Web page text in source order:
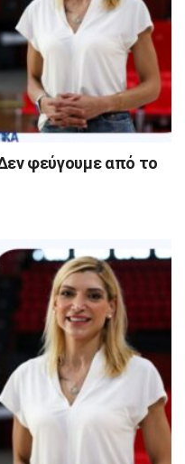
φεύγουμε από το